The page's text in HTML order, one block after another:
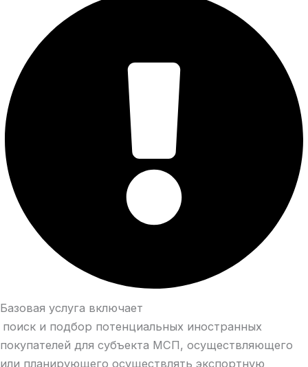
Базовая услуга включает
поиск и подбор потенциальных иностранных
покупателей для субъекта МСП, осуществляющего
или планирующего осуществлять экспортную